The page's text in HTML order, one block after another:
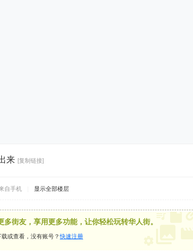
来 [复制链接]
自手机 显示全部楼层
多街友，享用更多功能，让你轻松玩转华人街。
载或查看，没有账号？快速注册